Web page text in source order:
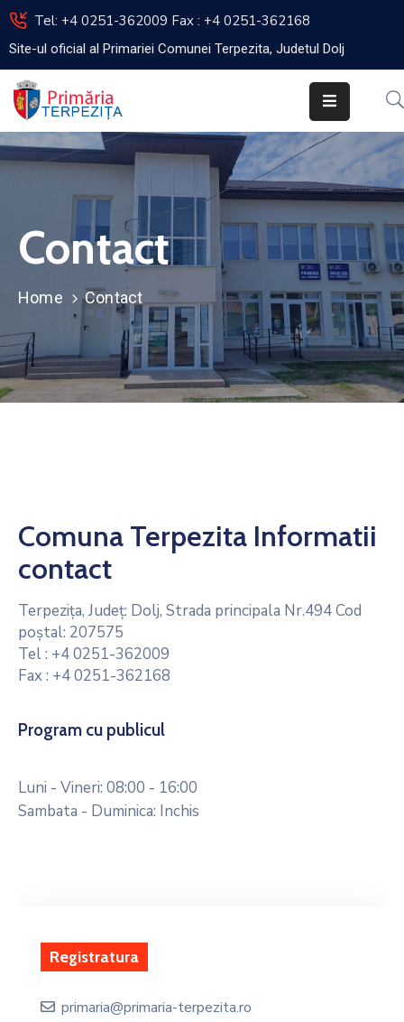
Tel: +4 0251-362009 Fax : +4 0251-362168
Site-ul oficial al Primariei Comunei Terpezita, Judetul Dolj
Acasa
Primar
Viceprimar
Primaria
Si
Consiliul
Local
Contact
Home Contact
Comuna Terpezita Informatii
contact
Terpeziţa, Judeţ: Dolj, Strada principala Nr.494 Cod
poştal: 207575
Tel : +4 0251-362009
Fax : +4 0251-362168
Program cu publicul
Luni - Vineri: 08:00 - 16:00
Sambata - Duminica: Inchis
Viceprimar
viceprimar@primaria-terpezita.ro